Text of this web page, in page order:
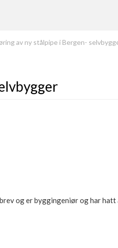
av ny stålpipe i Bergen-
og er byggingeniør og har